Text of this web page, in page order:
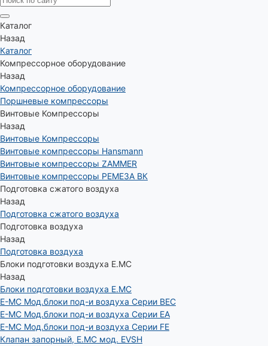
Каталог
Назад
Каталог
Компрессорное оборудование
Назад
Компрессорное оборудование
Поршневые компрессоры
Винтовые Компрессоры
Назад
Винтовые Компрессоры
Винтовые компрессоры Hansmann
Винтовые компрессоры ZAMMER
Винтовые компрессоры РЕМЕЗА ВК
Подготовка сжатого воздуха
Назад
Подготовка сжатого воздуха
Подготовка воздуха
Назад
Подготовка воздуха
Блоки подготовки воздуха E.MC
Назад
Блоки подготовки воздуха E.MC
E-MC Мод.блоки под-и воздуха Серии BEC
E-MC Мод.блоки под-и воздуха Серии EA
E-MC Мод.блоки под-и воздуха Серии FE
Клапан запорный, E.MC мод. EVSH